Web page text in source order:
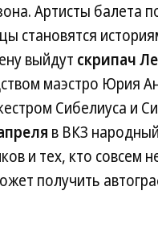
Артисты балета
становятся
выйдут скрипач
маэстро Юрия
Сибелиуса
в ВКЗ
и тех, кто совсем
получить